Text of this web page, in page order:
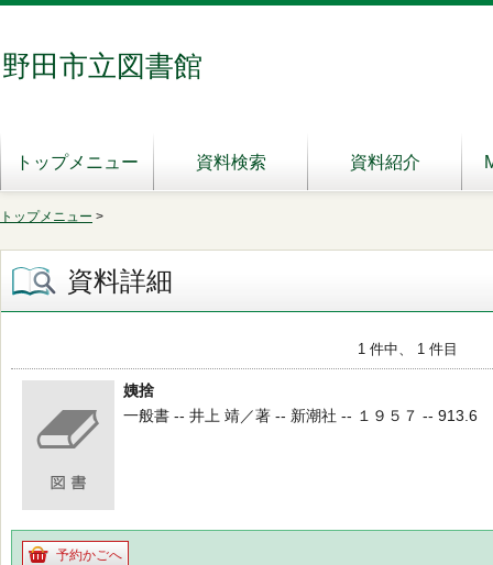
野田市立図書館
トップメニュー 資料検索 資料紹介
トップメニュー >
資料詳細
1 件中、 1 件目
姨捨
一般書 -- 井上 靖／著 -- 新潮社 -- １９５７ -- 913.6
予約かごへ